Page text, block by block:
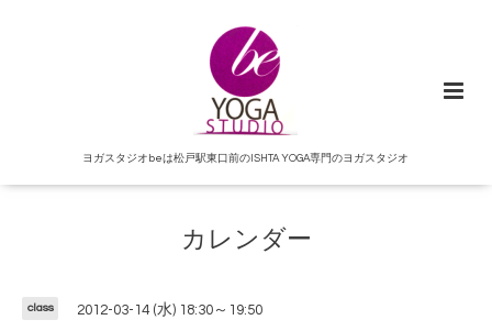
ヨガスタジオbeは松戸駅東口前のISHTA YOGA専門のヨガスタジオ
カレンダー
class 2012-03-14 (水) 18:30～19:50